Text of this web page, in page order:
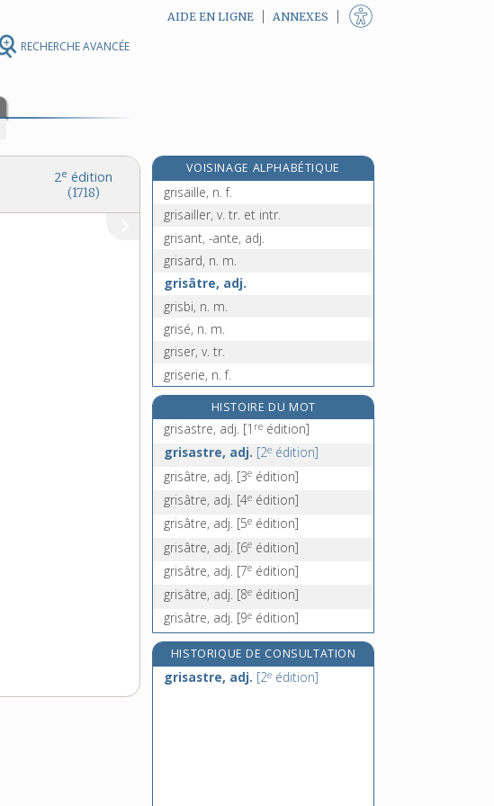
RECHERCHE AVANCÉE
AIDE EN LIGNE ANNEXES
2e édition
(1718)
VOISINAGE ALPHABÉTIQUE
gris, grise, adj. et n.
grisaille, n. f.
grisailler, v. tr. et intr.
grisant, -ante, adj.
grisard, n. m.
grisâtre, adj.
grisbi, n. m.
grisé, n. m.
griser, v. tr.
griserie, n. f.
griset, n. m.
grisette, n. f.
grisoller, v. intr.
grison, -onne, adj. et n. m.
HISTOIRE DU MOT
grisastre, adj. [1 re édition]
grisastre, adj. [2e édition]
grisâtre, adj. [3e édition]
grisâtre, adj. [4e édition]
grisâtre, adj. [5e édition]
grisâtre, adj. [6e édition]
grisâtre, adj. [7e édition]
grisâtre, adj. [8e édition]
grisâtre, adj. [9e édition]
HISTORIQUE DE CONSULTATION
grisastre, adj. [2e édition]